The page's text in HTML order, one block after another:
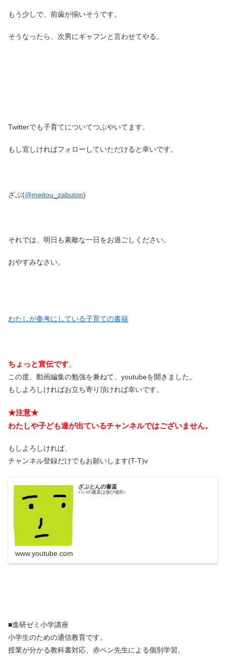
もう少しで、前歯が揃いそうです。
そうなったら、次男にギャフンと言わせてやる。
Twitterでも子育てについてつぶやいてます。
もし宜しければフォローしていただけると幸いです。
ざぶ(@meitou_zabuton)
それでは、明日も素敵な一日をお過ごしください。
おやすみなさい。
わたしが参考にしている子育ての書籍
ちょっと宣伝です。
この度、動画編集の勉強を兼ねて、youtubeを開きました。
もしよろしければお立ち寄り頂ければ幸いです。
★注意★
わたしや子ども達が出ているチャンネルではございません。
もしよろしければ、
チャンネル登録だけでもお願いします(T-T)v
ざぶとんの書斎
パパの書斎は遊び場所♪
www.youtube.com
■進研ゼミ小学講座
小学生のための通信教育です。
授業が分かる教科書対応、赤ペン先生による個別学習、